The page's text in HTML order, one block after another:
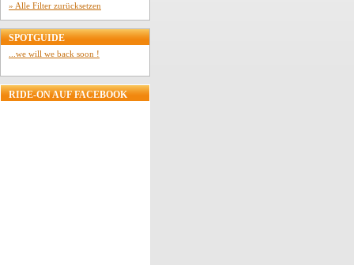
» Alle Filter zurücksetzen
SPOTGUIDE
...we will we back soon !
RIDE-ON AUF FACEBOOK